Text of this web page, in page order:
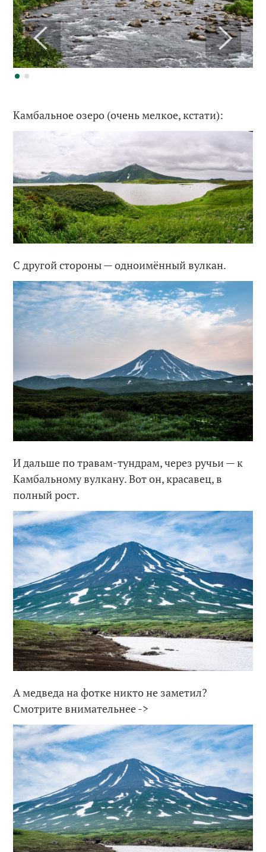
Камбальное озеро (очень мелкое, кстати):
С другой стороны — одноимённый вулкан.
И дальше по травам-тундрам, через ручьи — к
Камбальному вулкану. Вот он, красавец, в
полный рост.
А медведа на фотке никто не заметил?
Смотрите внимательнее ->